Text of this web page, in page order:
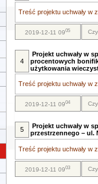
Treść projektu uchwały w
2019-12-11 0905
4
Projekt uchwały w
procentowych
użytkowania
Treść projektu uchwały w
2019-12-11 0904
5
Projekt uchwały w
przestrzennego – ul.
Treść projektu uchwały w
2019-12-11 0903